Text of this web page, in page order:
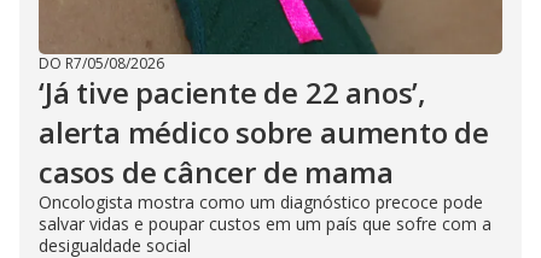
DO R7/05/08/2026
‘Já tive paciente de 22 anos’,
alerta médico sobre aumento de
casos de câncer de mama
Oncologista mostra como um diagnóstico precoce pode
salvar vidas e poupar custos em um país que sofre com a
desigualdade social